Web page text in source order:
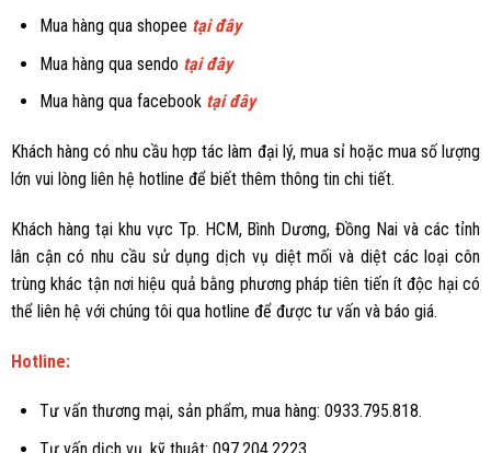
Mua hàng qua shopee tại đây
Mua hàng qua sendo tại đây
Mua hàng qua facebook tại đây
Khách hàng có nhu cầu hợp tác làm đại lý, mua sỉ hoặc mua số lượng
lớn vui lòng liên hệ hotline để biết thêm thông tin chi tiết.
Khách hàng tại khu vực Tp. HCM, Bình Dương, Đồng Nai và các tỉnh
lân cận có nhu cầu sử dụng dịch vụ diệt mối và diệt các loại côn
trùng khác tận nơi hiệu quả bằng phương pháp tiên tiến ít độc hại có
thể liên hệ với chúng tôi qua hotline để được tư vấn và báo giá.
Hotline:
Tư vấn thương mại, sản phẩm, mua hàng: 0933.795.818.